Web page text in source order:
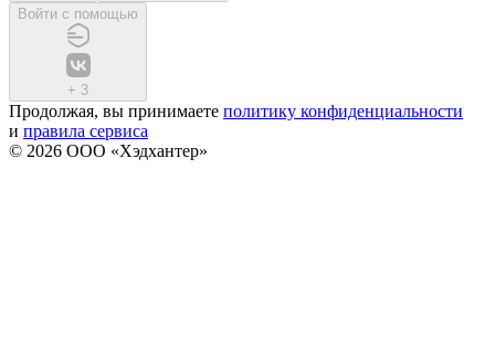
Войти с помощью
+ 3
Продолжая, вы принимаете политику конфиденциальности
и правила сервиса
© 2026 ООО «Хэдхантер»